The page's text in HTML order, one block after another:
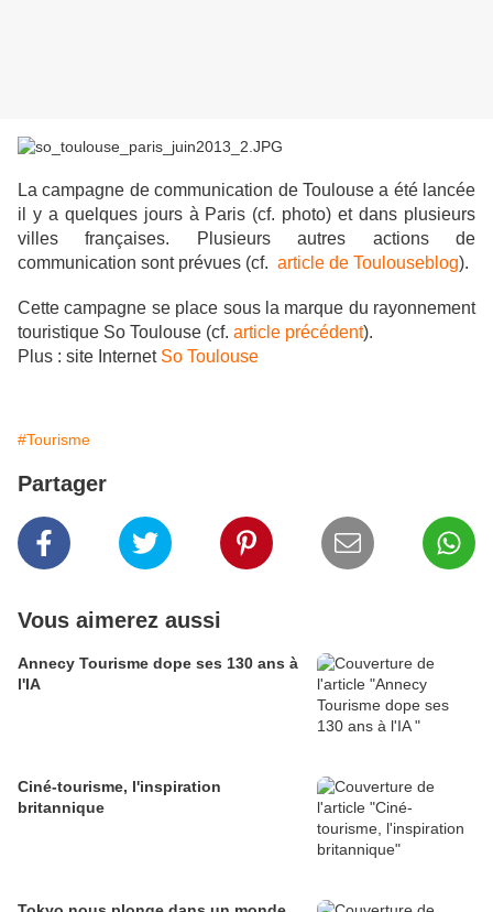
La campagne de communication de Toulouse a été lancée
il y a quelques jours à Paris (cf. photo) et dans plusieurs
villes françaises. Plusieurs autres actions de
communication sont prévues (cf. article de Toulouseblog).
Cette campagne se place sous la marque du rayonnement
touristique So Toulouse (cf. article précédent).
Plus : site Internet So Toulouse
#Tourisme
Partager
Vous aimerez aussi
Annecy Tourisme dope ses 130 ans à
l'IA
Ciné-tourisme, l'inspiration
britannique